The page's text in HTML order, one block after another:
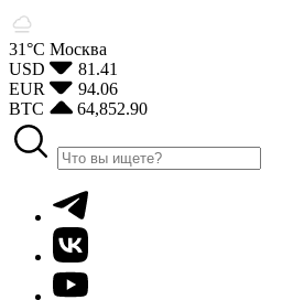
31°С Москва
USD
81.41
EUR
94.06
BTC
64,852.90